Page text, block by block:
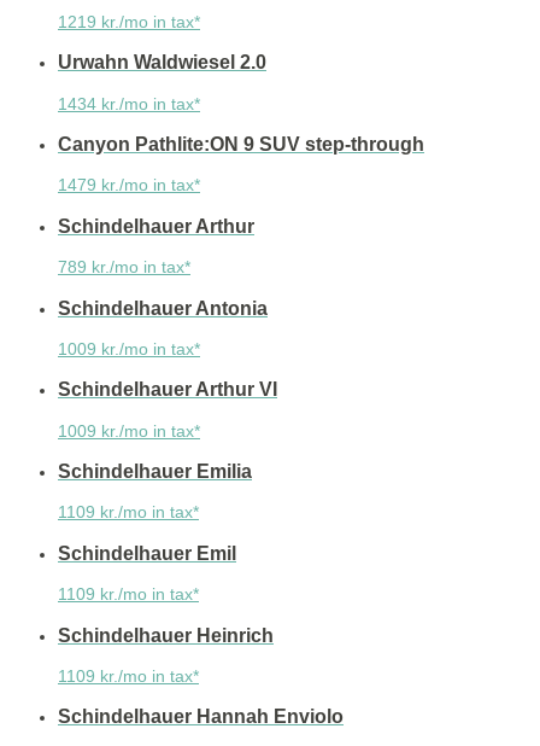
1219 kr./mo in tax*
Urwahn Waldwiesel 2.0
1434 kr./mo in tax*
Canyon Pathlite:ON 9 SUV step-through
1479 kr./mo in tax*
Schindelhauer Arthur
789 kr./mo in tax*
Schindelhauer Antonia
1009 kr./mo in tax*
Schindelhauer Arthur VI
1009 kr./mo in tax*
Schindelhauer Emilia
1109 kr./mo in tax*
Schindelhauer Emil
1109 kr./mo in tax*
Schindelhauer Heinrich
1109 kr./mo in tax*
Schindelhauer Hannah Enviolo